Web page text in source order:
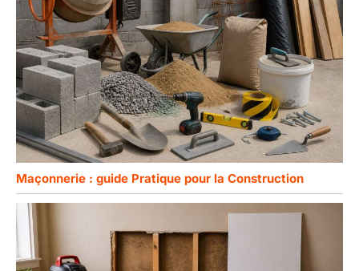
Maçonnerie : guide Pratique pour la Construction